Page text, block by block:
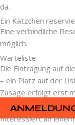
da.
Ein Kätzchen
Eine verbindliche
möglich.
Warteliste
Die Eintragung auf
– ein Platz auf der
Zusage erfolgt erst
Interessiert an einem